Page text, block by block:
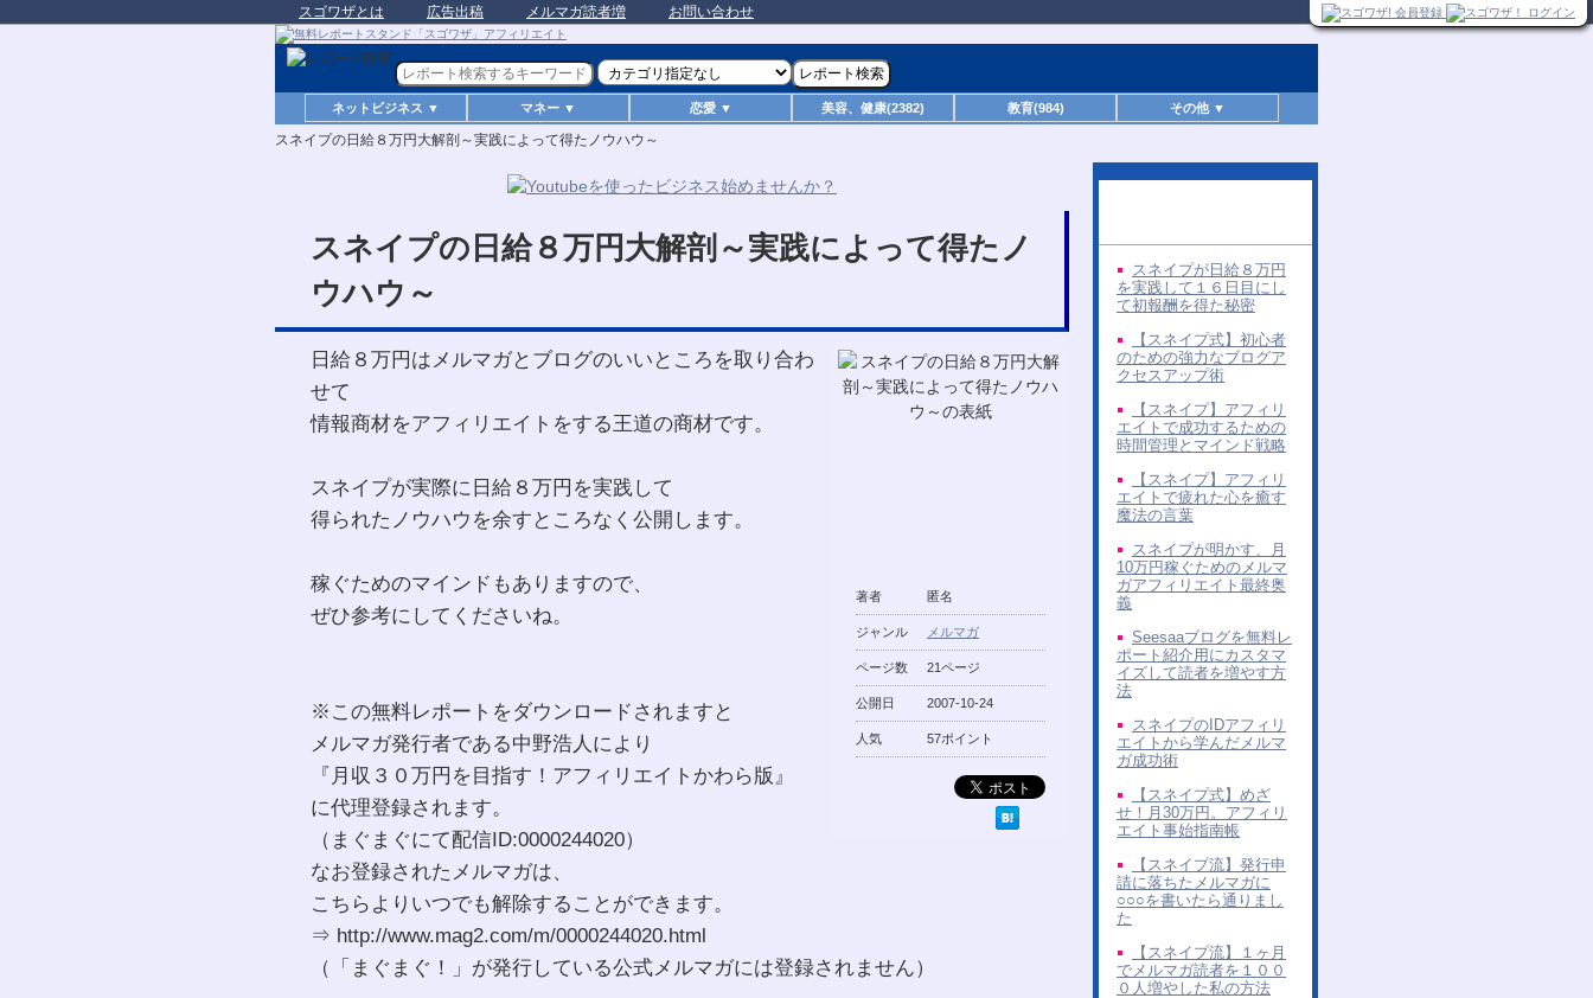
スゴワザとは 広告出稿 メルマガ読者増 お問い合わせ
ネットビジネス ▼ マネー ▼ 恋愛 ▼ 美容、健康(2382) 教育(984) その他 ▼
スネイプの日給８万円大解剖～実践によって得たノウハウ～
スネイプの日給８万円大解剖～実践によって得たノ
ウハウ～
著者 匿名
ジャンル メルマガ
ページ数 21ページ
公開日 2007-10-24
人気 57ポイント
日給８万円はメルマガとブログのいいところを取り合わ
せて
情報商材をアフィリエイトをする王道の商材です。
スネイプが実際に日給８万円を実践して
得られたノウハウを余すところなく公開します。
稼ぐためのマインドもありますので、
ぜひ参考にしてくださいね。
※この無料レポートをダウンロードされますと
メルマガ発行者である中野浩人により
『月収３０万円を目指す！アフィリエイトかわら版』
に代理登録されます。
（まぐまぐにて配信ID:0000244020）
なお登録されたメルマガは、
こちらよりいつでも解除することができます。
⇒ http://www.mag2.com/m/0000244020.html
（「まぐまぐ！」が発行している公式メルマガには登録されません）
スネイプが日給８万円
を実践して１６日目にし
て初報酬を得た秘密
【スネイプ式】初心者
のための強力なブログア
クセスアップ術
【スネイプ】アフィリ
エイトで成功するための
時間管理とマインド戦略
【スネイプ】アフィリ
エイトで疲れた心を癒す
魔法の言葉
スネイプが明かす、月
10万円稼ぐためのメルマ
ガアフィリエイト最終奥
義
Seesaaブログを無料レ
ポート紹介用にカスタマ
イズして読者を増やす方
法
スネイプのIDアフィリ
エイトから学んだメルマ
ガ成功術
【スネイプ式】めざ
せ！月30万円。アフィリ
エイト事始指南帳
【スネイプ流】発行申
請に落ちたメルマガに
○○○を書いたら通りまし
た
【スネイプ流】１ヶ月
でメルマガ読者を１００
０人増やした私の方法